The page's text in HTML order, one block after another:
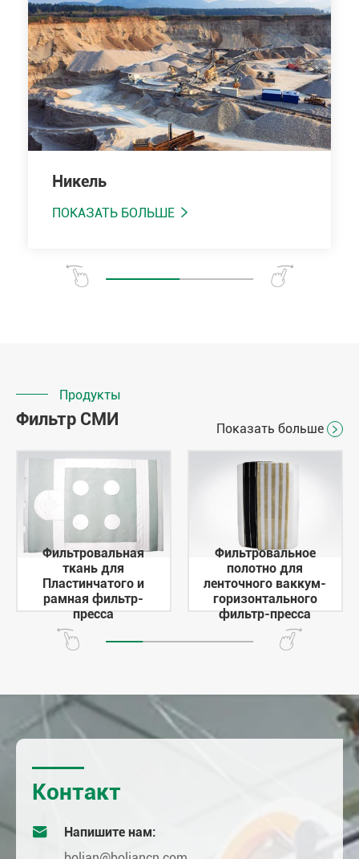
Никель
ПОКАЗАТЬ БОЛЬШЕ 
Продукты
Фильтр СМИ Показать больше 
Фильтровальная
ткань для
Пластинчатого и
рамная фильтр-
пресса
Фильтровальное
полотно для
ленточного ваккум-
горизонтального
фильтр-пресса
Контакт

Напишите нам: